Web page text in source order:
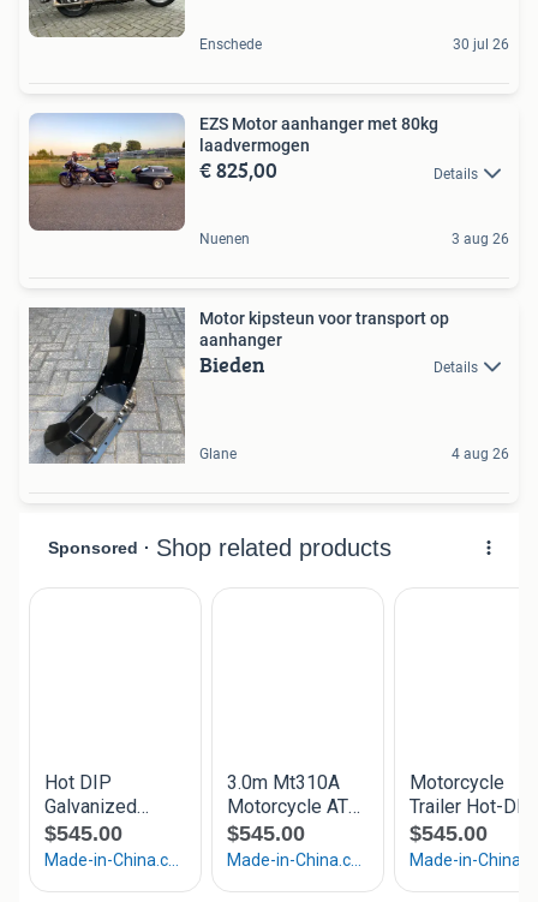
Enschede 30 jul 26
EZS Motor aanhanger met 80kg
laadvermogen
€ 825,00 Details
Nuenen 3 aug 26
Motor kipsteun voor transport op
aanhanger
Bieden Details
Glane 4 aug 26